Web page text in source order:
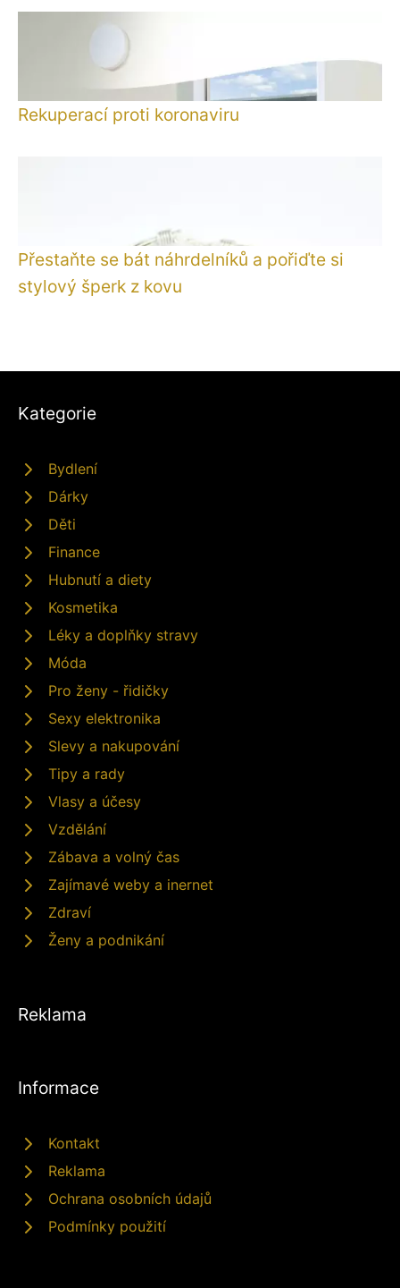
Rekuperací proti koronaviru
Přestaňte se bát náhrdelníků a pořiďte si
stylový šperk z kovu
Kategorie
Bydlení
Dárky
Děti
Finance
Hubnutí a diety
Kosmetika
Léky a doplňky stravy
Móda
Pro ženy - řidičky
Sexy elektronika
Slevy a nakupování
Tipy a rady
Vlasy a účesy
Vzdělání
Zábava a volný čas
Zajímavé weby a inernet
Zdraví
Ženy a podnikání
Reklama
Informace
Kontakt
Reklama
Ochrana osobních údajů
Podmínky použití